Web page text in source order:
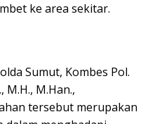
ke area sekitar.
Sumut, Kombes Pol.
M.H., M.Han.,
tersebut merupakan